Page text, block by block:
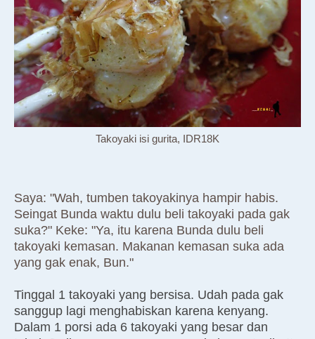
Takoyaki isi gurita, IDR18K
Saya: "Wah, tumben takoyakinya hampir habis.
Seingat Bunda waktu dulu beli takoyaki pada gak
suka?" Keke: "Ya, itu karena Bunda dulu beli
takoyaki kemasan. Makanan kemasan suka ada
yang gak enak, Bun."
Tinggal 1 takoyaki yang bersisa. Udah pada gak
sanggup lagi menghabiskan karena kenyang.
Dalam 1 porsi ada 6 takoyaki yang besar dan